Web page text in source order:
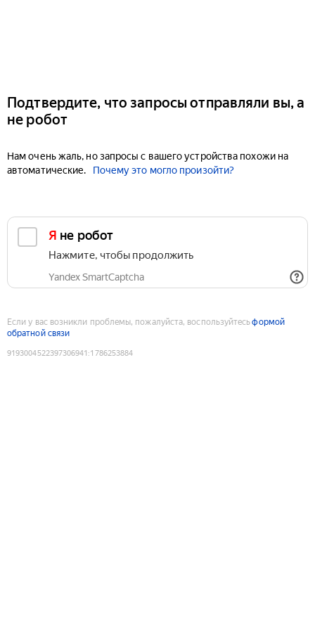
Подтвердите, что запросы отправляли вы, а
не робот
Нам очень жаль, но запросы с вашего устройства похожи на
автоматические.
Почему это могло произойти?
Я не робот
Нажмите, чтобы продолжить
Yandex SmartCaptcha
Если у вас возникли проблемы, пожалуйста, воспользуйтесьформой
обратной связи
9193004522397306941 :1786253884